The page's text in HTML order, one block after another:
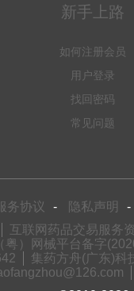
新手上路
如何注册会员
用户登录
找回密码
常见问题
务协议 - 隐私声明
-
互联网药品交易服务
粤）网械平台备字
集药方舟(广东)科